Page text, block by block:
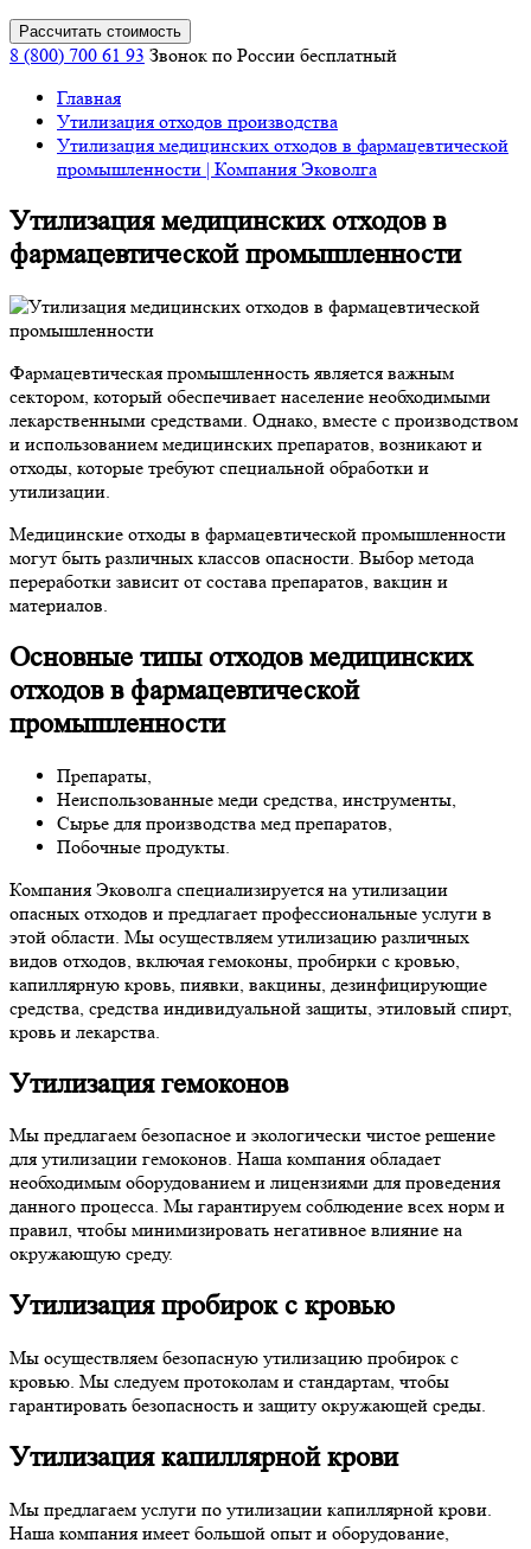
Рассчитать стоимость
8 (800) 700 61 93 Звонок по России бесплатный
Главная
Утилизация отходов производства
Утилизация медицинских отходов в фармацевтической
промышленности | Компания Эковолга
Утилизация медицинских отходов в
фармацевтической промышленности
Фармацевтическая промышленность является важным
сектором, который обеспечивает население необходимыми
лекарственными средствами. Однако, вместе с производством
и использованием медицинских препаратов, возникают и
отходы, которые требуют специальной обработки и
утилизации.
Медицинские отходы в фармацевтической промышленности
могут быть различных классов опасности. Выбор метода
переработки зависит от состава препаратов, вакцин и
материалов.
Основные типы отходов медицинских
отходов в фармацевтической
промышленности
Препараты,
Неиспользованные меди средства, инструменты,
Сырье для производства мед препаратов,
Побочные продукты.
Компания Эковолга специализируется на утилизации
опасных отходов и предлагает профессиональные услуги в
этой области. Мы осуществляем утилизацию различных
видов отходов, включая гемоконы, пробирки с кровью,
капиллярную кровь, пиявки, вакцины, дезинфицирующие
средства, средства индивидуальной защиты, этиловый спирт,
кровь и лекарства.
Утилизация гемоконов
Мы предлагаем безопасное и экологически чистое решение
для утилизации гемоконов. Наша компания обладает
необходимым оборудованием и лицензиями для проведения
данного процесса. Мы гарантируем соблюдение всех норм и
правил, чтобы минимизировать негативное влияние на
окружающую среду.
Утилизация пробирок с кровью
Мы осуществляем безопасную утилизацию пробирок с
кровью. Мы следуем протоколам и стандартам, чтобы
гарантировать безопасность и защиту окружающей среды.
Утилизация капиллярной крови
Мы предлагаем услуги по утилизации капиллярной крови.
Наша компания имеет большой опыт и оборудование,